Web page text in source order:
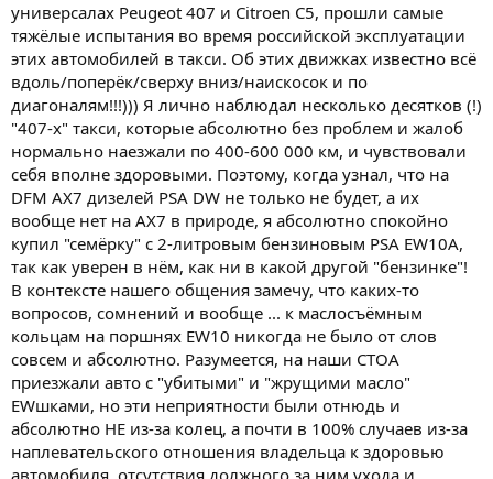
универсалах Peugeot 407 и Citroen C5, прошли самые
тяжёлые испытания во время российской эксплуатации
этих автомобилей в такси. Об этих движках известно всё
вдоль/поперёк/сверху вниз/наискосок и по
диагоналям!!!))) Я лично наблюдал несколько десятков (!)
"407-х" такси, которые абсолютно без проблем и жалоб
нормально наезжали по 400-600 000 км, и чувствовали
себя вполне здоровыми. Поэтому, когда узнал, что на
DFM AX7 дизелей PSA DW не только не будет, а их
вообще нет на АХ7 в природе, я абсолютно спокойно
купил "семёрку" с 2-литровым бензиновым PSA EW10A,
так как уверен в нём, как ни в какой другой "бензинке"!
В контексте нашего общения замечу, что каких-то
вопросов, сомнений и вообще ... к маслосъёмным
кольцам на поршнях EW10 никогда не было от слов
совсем и абсолютно. Разумеется, на наши СТОА
приезжали авто с "убитыми" и "жрущими масло"
EWшками, но эти неприятности были отнюдь и
абсолютно НЕ из-за колец, а почти в 100% случаев из-за
наплевательского отношения владельца к здоровью
автомобиля, отсутствия должного за ним ухода и